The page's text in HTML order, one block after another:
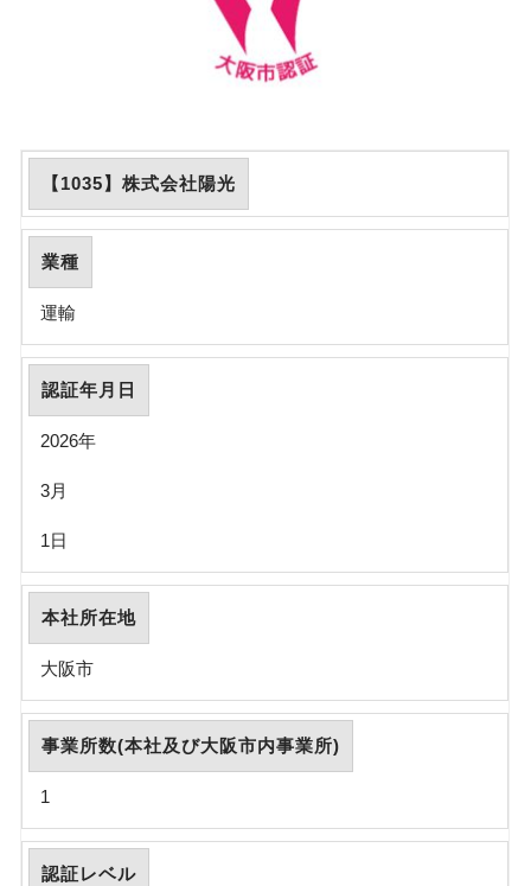
【1035】株式会社陽光
業種
運輸
認証年月日
2026年
3月
1日
本社所在地
大阪市
事業所数(本社及び大阪市内事業所)
1
認証レベル